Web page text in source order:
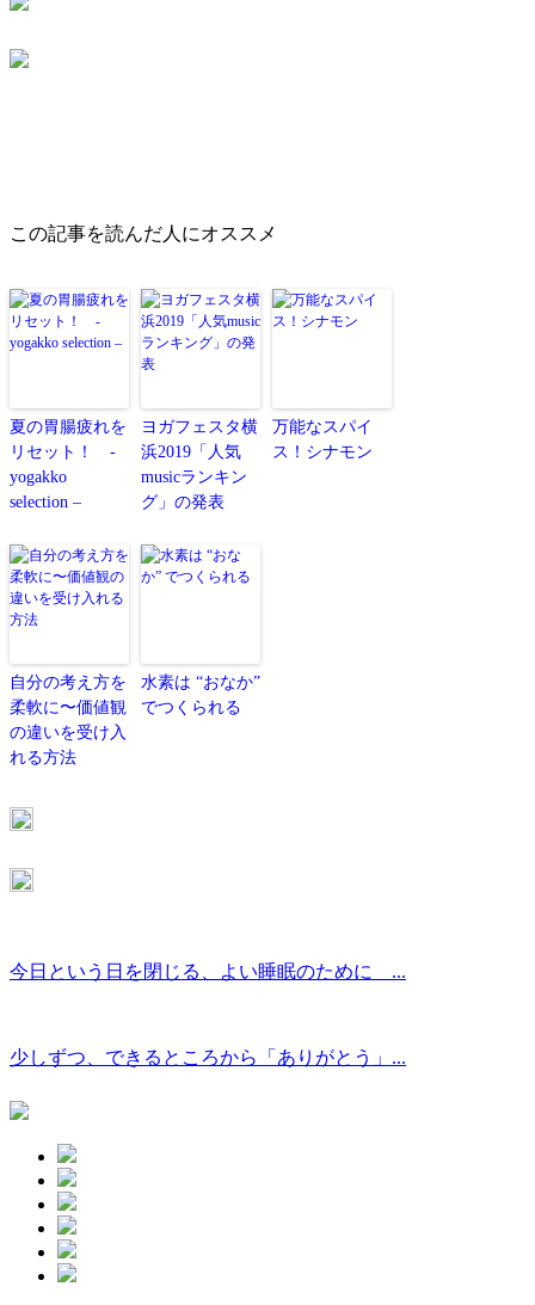
この記事を読んだ人にオススメ
夏の胃腸疲れを
リセット！ -
yogakko
selection –
ヨガフェスタ横
浜2019「人気
musicランキン
グ」の発表
万能なスパイ
ス！シナモン
自分の考え方を
柔軟に〜価値観
の違いを受け入
れる方法
水素は “おなか”
でつくられる
今日という日を閉じる、よい睡眠のために ...
少しずつ、できるところから「ありがとう」...